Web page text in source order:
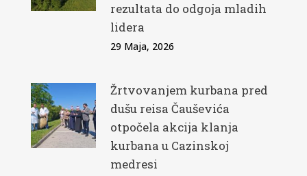
rezultata do odgoja mladih
lidera
29 Maja, 2026
Žrtvovanjem kurbana pred
dušu reisa Čauševića
otpočela akcija klanja
kurbana u Cazinskoj
medresi